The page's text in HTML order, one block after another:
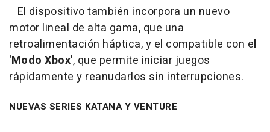
El dispositivo también incorpora un nuevo
motor lineal de alta gama, que una
retroalimentación háptica, y el compatible con el
'Modo Xbox', que permite iniciar juegos
rápidamente y reanudarlos sin interrupciones.
NUEVAS SERIES KATANA Y VENTURE